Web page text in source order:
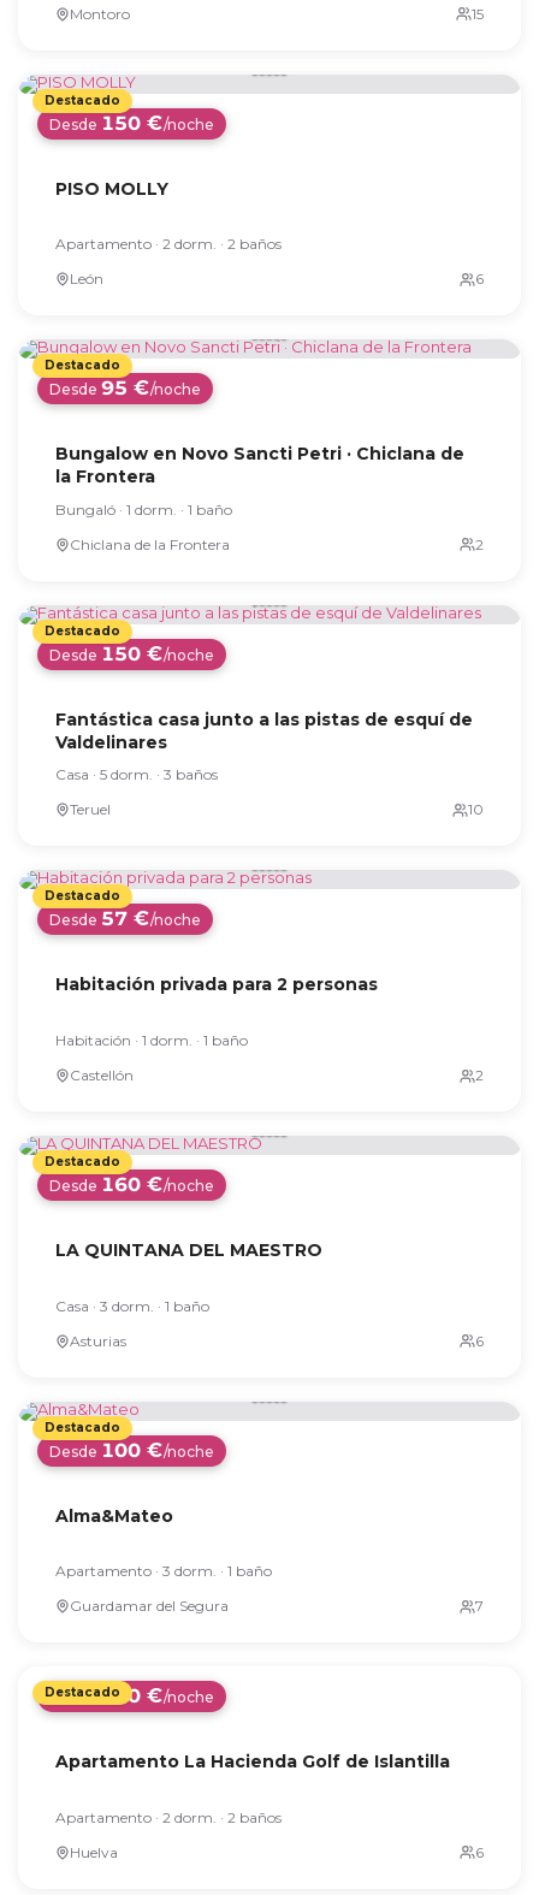
Montoro
Desde 150 €/noche
PISO MOLLY
Apartamento · 2 dorm. · 2 baños
León
Desde95 €/noche
Bungalow en Novo Sancti Petri · Chiclana de
la Frontera
Bungaló · 1 dorm. · 1 baño
Chiclana de la Frontera
Desde 150 €/noche
Fantástica casa junto a las pistas de esquí de
Valdelinares
Casa · 5 dorm. · 3 baños
Teruel
Desde 57 €/noche
Habitación privada para 2 personas
Habitación · 1 dorm. · 1 baño
Castellón
Desde 160 €/noche
LA QUINTANA DEL MAESTRO
Casa · 3 dorm. · 1 baño
Asturias
Desde 100 €/noche
Alma&Mateo
Apartamento · 3 dorm. · 1 baño
Guardamar del Segura
Desde100 €/noche